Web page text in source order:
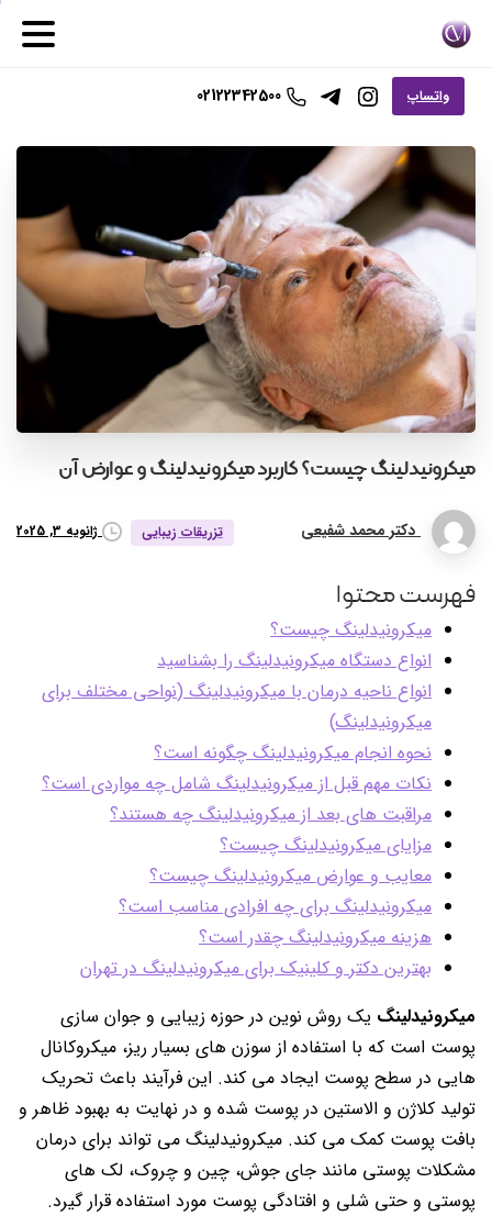
واتساپ 02122342500
میکرونیدلینگچیست؟کاربردمیکرونیدلینگوعوارضآن
دکتر محمد شفیعی تزریقات زیبایی ژانویه 3, 2025
فهرست محتوا
میکرونیدلینگ چیست؟
انواع دستگاه میکرونیدلینگ را بشناسید
انواع ناحیه درمان با میکرونیدلینگ (نواحی مختلف برای
میکرونیدلینگ)
نحوه انجام میکرونیدلینگ چگونه است؟
نکات مهم قبل از میکرونیدلینگ شامل چه مواردی است؟
مراقبت های بعد از میکرونیدلینگ چه هستند؟
مزایای میکرونیدلینگ چیست؟
معایب و عوارض میکرونیدلینگ چیست؟
میکرونیدلینگ برای چه افرادی مناسب است؟
هزینه میکرونیدلینگ چقدر است؟
بهترین دکتر و کلینیک برای میکرونیدلینگ در تهران
میکرونیدلینگ یک روش نوین در حوزه زیبایی و جوان سازی
پوست است که با استفاده از سوزن های بسیار ریز، میکروکانال
هایی در سطح پوست ایجاد می کند. این فرآیند باعث تحریک
تولید کلاژن و الاستین در پوست شده و در نهایت به بهبود ظاهر و
بافت پوست کمک می کند. میکرونیدلینگ می تواند برای درمان
مشکلات پوستی مانند جای جوش، چین و چروک، لک های
پوستی و حتی شلی و افتادگی پوست مورد استفاده قرار گیرد.